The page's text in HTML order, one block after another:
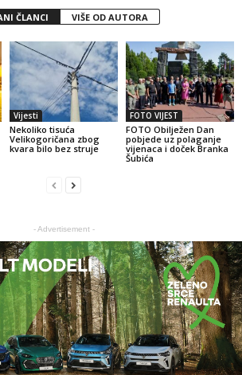
ČLANCI VIŠE OD AUTORA
Vijesti
Nekoliko tisuća
Velikogoričana zbog
kvara bilo bez struje
FOTO VIJEST
FOTO Obilježen Dan
pobjede uz polaganje
vijenaca i doček Branka
Šubića
- Advertisement -